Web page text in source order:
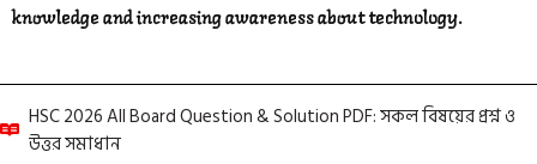
knowledge and increasing awareness about technology.
HSC 2026 All Board Question & Solution PDF: সকল বিষয়ের প্রশ্ন ও
উত্তর সমাধান